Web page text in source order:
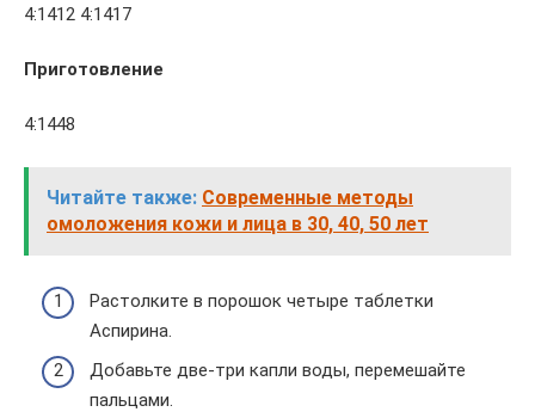
4:1412 4:1417
Приготовление
4:1448
Читайте также: Современные методы
омоложения кожи и лица в 30, 40, 50 лет
Растолките в порошок четыре таблетки
Аспирина.
Добавьте две-три капли воды, перемешайте
пальцами.